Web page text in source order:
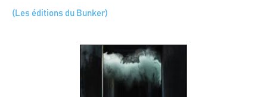
(Les éditions du Bunker)